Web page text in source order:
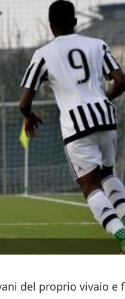
del proprio vivaio e